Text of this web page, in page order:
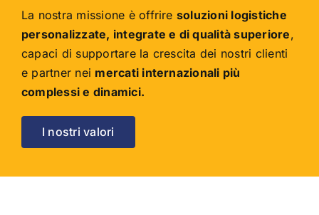
La nostra missione è offrire soluzioni logistiche
personalizzate, integrate e di qualità superiore,
capaci di supportare la crescita dei nostri clienti
e partner nei mercati internazionali più
complessi e dinamici.
I nostri valori